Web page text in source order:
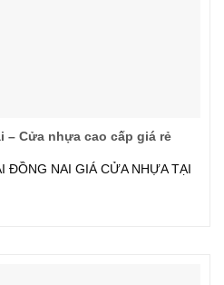
– Cửa nhựa cao cấp giá rẻ
ĐỒNG NAI GIÁ CỬA NHỰA TẠI